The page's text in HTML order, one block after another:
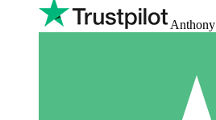
Anthony